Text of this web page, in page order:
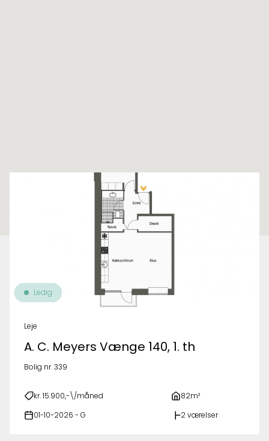
Ledig
Leje
A. C. Meyers Vænge 140, 1. th
Bolig nr. 339
kr. 15.900,-\/måned 82m²
01-10-2026 - G 2 værelser